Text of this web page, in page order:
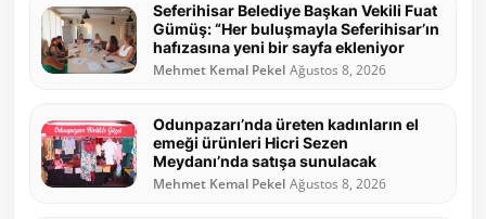
Seferihisar Belediye Başkan Vekili Fuat
Gümüş: “Her buluşmayla Seferihisar’ın
hafızasına yeni bir sayfa ekleniyor
Mehmet Kemal Pekel Ağustos 8, 2026
Odunpazarı’nda üreten kadınların el
emeği ürünleri Hicri Sezen
Meydanı’nda satışa sunulacak
Mehmet Kemal Pekel Ağustos 8, 2026